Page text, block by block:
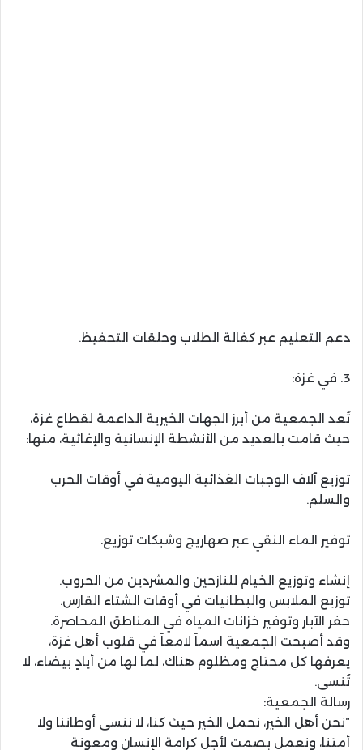
دعم التعليم عبر كفالة الطلاب وحلقات التحفيظ.
3. في غزة:
تُعد الجمعية من أبرز الجهات الخيرية الداعمة لقطاع غزة،
حيث قامت بالعديد من الأنشطة الإنسانية والإغاثية، منها:
توزيع آلاف الوجبات الغذائية اليومية في أوقات الحرب
والسلم.
توفير الماء النقي عبر صهاريج وشبكات توزيع.
إنشاء وتوزيع الخيام للنازحين والمشردين من الحروب.
توزيع الملابس والبطانيات في أوقات الشتاء القارس.
حفر الآبار وتوفير خزانات المياه في المناطق المحاصرة.
وقد أصبحت الجمعية اسماً لامعاً في قلوب أهل غزة،
يعرفها كل محتاج ومظلوم هناك، لما لها من أيادٍ بيضاء، لا
تُنسى.
رسالة الجمعية:
“نحن أهل الخير، نحمل الخير حيث كنا، لا ننسى أوطاننا ولا
أمتنا، ونعمل بصمت لأجل كرامة الإنسان ومعونة